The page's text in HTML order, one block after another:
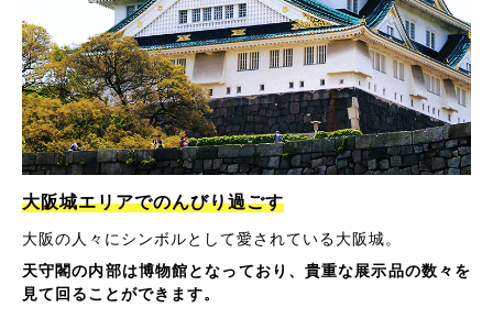
大阪城エリアでのんびり過ごす
大阪の人々にシンボルとして愛されている大阪城。
天守閣の内部は博物館となっており、貴重な展示品の数々を
見て回ることができます。